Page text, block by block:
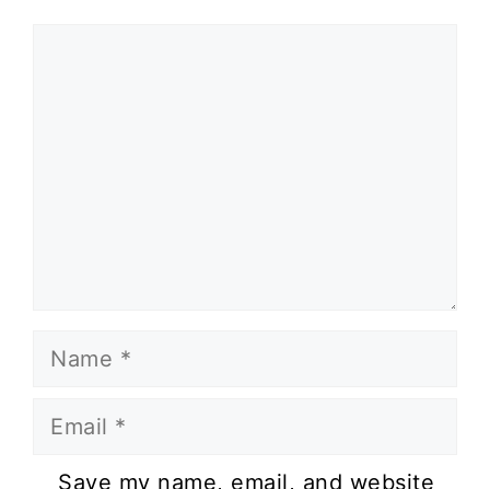
Name
Email
Website
Save my name, email, and website